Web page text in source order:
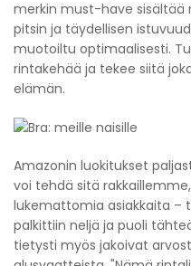
merkin must-have sisältää
pitsin ja täydellisen
muotoiltu optimaalisesti.
rintakehää ja tekee siitä
elämän.
Amazonin luokitukset
voi tehdä sitä
lukemattomia asiakkaita –
palkittiin neljä ja puoli
tietysti myös jakoivat